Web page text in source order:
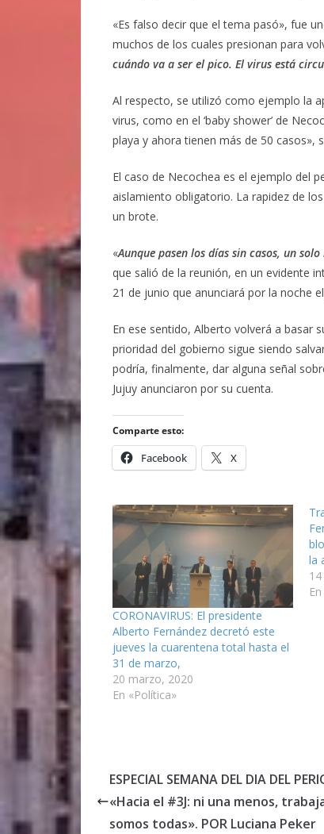
«Es falso decir que el tema pasó», fue
muchos de los cuales presionan para
cuándo va a ser el pico. El virus está
Al respecto, se utilizó como ejemplo la
virus, como en el ‘baby shower’ de
playa y ahora tienen más de 50 casos»,
El caso de Necochea es el ejemplo del
aislamiento obligatorio. La rapidez de
un brote.
«Aunque pasen los días sin casos, un
que salió de la reunión, en un evidente
21 de junio que anunciará por la noche
En ese sentido, Alberto volverá a basar
prioridad del gobierno sigue siendo
podría, finalmente, dar alguna señal
Jujuy anunciaron por su cuenta.
Comparte esto:
Facebook X
CORONAVIRUS: El presidente
Alberto Fernández decretó este
jueves la cuarentena total hasta el
31 de marzo,
20 marzo, 2020
En «Política»
la
ESPECIAL SEMANA DEL DIA DEL
«Hacia el #3J: ni una menos,
somos todas». POR Luciana Peker